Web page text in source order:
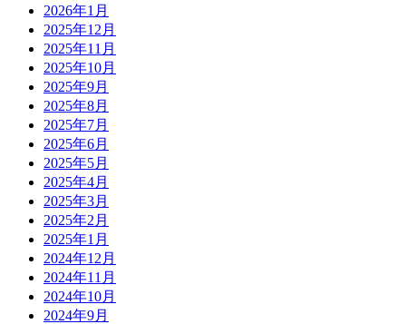
2026年1月
2025年12月
2025年11月
2025年10月
2025年9月
2025年8月
2025年7月
2025年6月
2025年5月
2025年4月
2025年3月
2025年2月
2025年1月
2024年12月
2024年11月
2024年10月
2024年9月